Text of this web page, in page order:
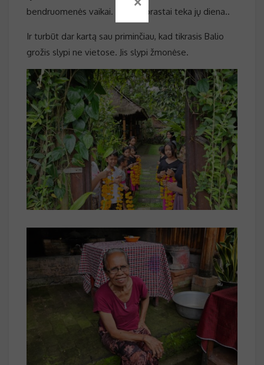
bendruomenės vaikai. Kaip paprastai teka jų diena..
Ir turbūt dar kartą sau priminčiau, kad tikrasis Balio
grožis slypi ne vietose. Jis slypi žmonėse.